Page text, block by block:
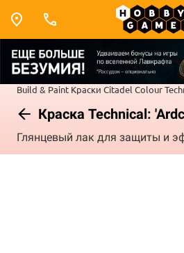
Build & Paint Краски Citadel Colour
Краска Technical:
Глянцевый лак для защиты и